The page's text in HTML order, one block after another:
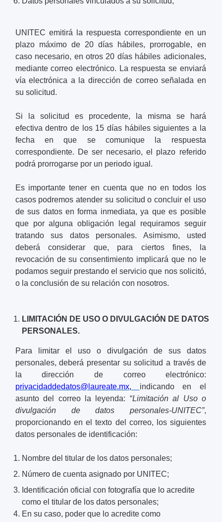
UNITEC emitirá la respuesta correspondiente en un
plazo máximo de 20 días hábiles, prorrogable, en
caso necesario, en otros 20 días hábiles adicionales,
mediante correo electrónico. La respuesta se enviará
vía electrónica a la dirección de correo señalada en
su solicitud.
Si la solicitud es procedente, la misma se hará
efectiva dentro de los 15 días hábiles siguientes a la
fecha en que se comunique la respuesta
correspondiente. De ser necesario, el plazo referido
podrá prorrogarse por un periodo igual.
Es importante tener en cuenta que no en todos los
casos podremos atender su solicitud o concluir el uso
de sus datos en forma inmediata, ya que es posible
que por alguna obligación legal requiramos seguir
tratando sus datos personales. Asimismo, usted
deberá considerar que, para ciertos fines, la
revocación de su consentimiento implicará que no le
podamos seguir prestando el servicio que nos solicitó,
o la conclusión de su relación con nosotros.
LIMITACIÓN DE USO O DIVULGACIÓN DE DATOS
PERSONALES.
Para limitar el uso o divulgación de sus datos
personales, deberá presentar su solicitud a través de
la dirección de correo electrónico:
privacidaddedatos@laureate.mx, indicando en el
asunto del correo la leyenda: “Limitación al Uso o
divulgación de datos personales-UNITEC”,
proporcionando en el texto del correo, los siguientes
datos personales de identificación:
Nombre del titular de los datos personales;
Número de cuenta asignado por UNITEC;
Identificación oficial con fotografía que lo acredite
como el titular de los datos personales;
En su caso, poder que lo acredite como